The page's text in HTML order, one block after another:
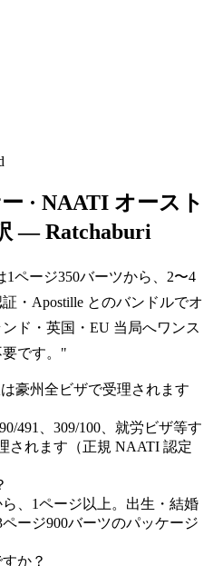
· NAATI オースト
— Ratchaburi
1ページ350バーツから、2〜4
・Apostille とのバンドルでオ
ド・英国・EU 当局へワンス
です。 "
豪州全ビザで受理されます
491、309/100、就労ビザ等す
されます（正規 NAATI 認定
、1ページ以上。出生・結婚
ージ900バーツのパッケージ
か？